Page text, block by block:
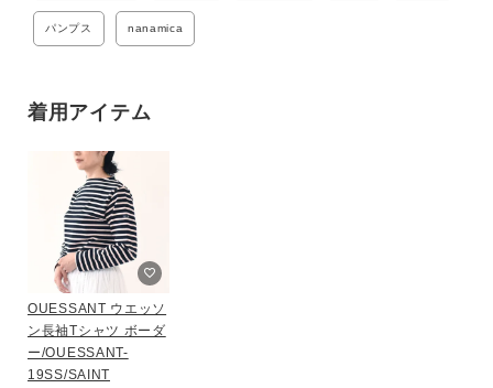
パンプス nanamica
着用アイテム
OUESSANT ウエッソ
ン長袖Tシャツ ボーダ
ー/OUESSANT-
19SS/SAINT